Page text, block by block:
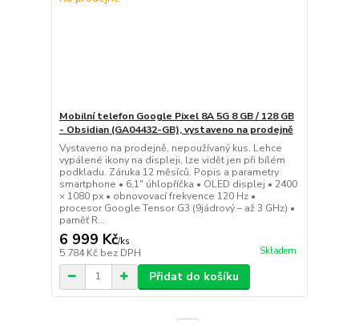
Mobilní telefon Google Pixel 8A 5G 8 GB / 128 GB
- Obsidian (GA04432-GB), vystaveno na prodejně
Vystaveno na prodejně, nepoužívaný kus. Lehce
vypálené ikony na displeji, lze vidět jen při bílém
podkladu. Záruka 12 měsíců. Popis a parametry
smartphone • 6,1" úhlopříčka • OLED displej • 2400
× 1080 px • obnovovací frekvence 120 Hz •
procesor Google Tensor G3 (9jádrový – až 3 GHz) •
paměť R...
6 999 Kč/ks
5 784 Kč bez DPH Skladem
Přidat do košíku